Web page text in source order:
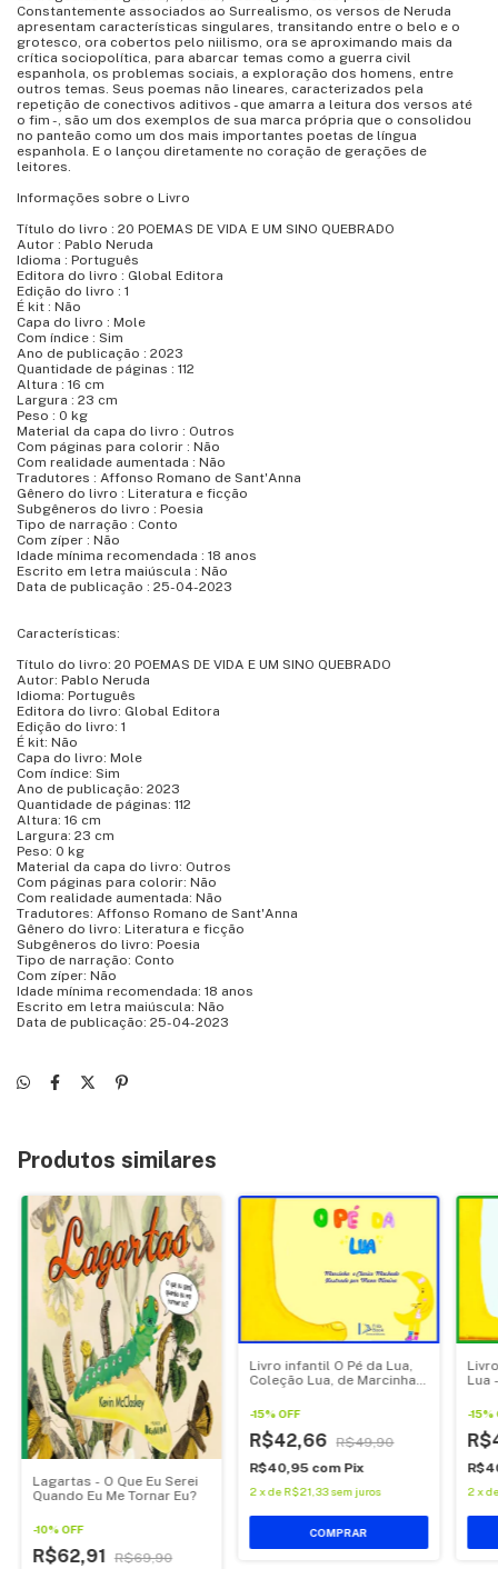
Constantemente associados ao Surrealismo, os versos de Neruda
apresentam características singulares, transitando entre o belo e o
grotesco, ora cobertos pelo niilismo, ora se aproximando mais da
crítica sociopolítica, para abarcar temas como a guerra civil
espanhola, os problemas sociais, a exploração dos homens, entre
outros temas. Seus poemas não lineares, caracterizados pela
repetição de conectivos aditivos - que amarra a leitura dos versos até
o fim -, são um dos exemplos de sua marca própria que o consolidou
no panteão como um dos mais importantes poetas de língua
espanhola. E o lançou diretamente no coração de gerações de
leitores.
Informações sobre o Livro
Título do livro : 20 POEMAS DE VIDA E UM SINO QUEBRADO
Autor : Pablo Neruda
Idioma : Português
Editora do livro : Global Editora
Edição do livro : 1
É kit : Não
Capa do livro : Mole
Com índice : Sim
Ano de publicação : 2023
Quantidade de páginas : 112
Altura : 16 cm
Largura : 23 cm
Peso : 0 kg
Material da capa do livro : Outros
Com páginas para colorir : Não
Com realidade aumentada : Não
Tradutores : Affonso Romano de Sant'Anna
Gênero do livro : Literatura e ficção
Subgêneros do livro : Poesia
Tipo de narração : Conto
Com zíper : Não
Idade mínima recomendada : 18 anos
Escrito em letra maiúscula : Não
Data de publicação : 25-04-2023
Características:
Título do livro: 20 POEMAS DE VIDA E UM SINO QUEBRADO
Autor: Pablo Neruda
Idioma: Português
Editora do livro: Global Editora
Edição do livro: 1
É kit: Não
Capa do livro: Mole
Com índice: Sim
Ano de publicação: 2023
Quantidade de páginas: 112
Altura: 16 cm
Largura: 23 cm
Peso: 0 kg
Material da capa do livro: Outros
Com páginas para colorir: Não
Com realidade aumentada: Não
Tradutores: Affonso Romano de Sant'Anna
Gênero do livro: Literatura e ficção
Subgêneros do livro: Poesia
Tipo de narração: Conto
Com zíper: Não
Idade mínima recomendada: 18 anos
Escrito em letra maiúscula: Não
Data de publicação: 25-04-2023
Produtos similares
Lagartas - O Que Eu Serei
Quando Eu Me Tornar Eu?
-10%OFF
R$62,91
R$69,90
Livro infantil O Pé da Lua,
Coleção Lua, de Marcinha
-15%OFF
R$42,66
R$49,90
R$40,95 com Pix
2 xdeR$21,33 sem juros
Lua
-15%
2x